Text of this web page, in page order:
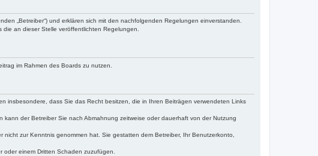
„Betreiber“) und erklären sich mit den nachfolgenden Regelungen einverstanden.
an dieser Stelle veröffentlichten Regelungen.
im Rahmen des Boards zu nutzen.
insbesondere, dass Sie das Recht besitzen, die in Ihren Beiträgen verwendeten Links
der Betreiber Sie nach Abmahnung zeitweise oder dauerhaft von der Nutzung
zur Kenntnis genommen hat. Sie gestatten dem Betreiber, Ihr Benutzerkonto,
einem Dritten Schaden zuzufügen.